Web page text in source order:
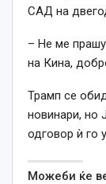
САД на
– Не ме
на Кина,
Трамп се
новинари, но
одговор ѝ го
Можеби ќе